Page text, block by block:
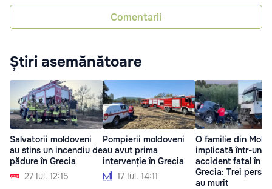
Comentarii
Știri asemănătoare
Salvatorii moldoveni
au stins un incendiu de
pădure în Grecia
27 Iul. 12:15
Pompierii moldoveni
au avut prima
intervenție în Grecia
17 Iul. 14:11
O familie din
implicată într-un
accident fatal în
Grecia: Trei
au murit